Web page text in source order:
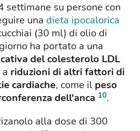
settimane su persone con
una dieta ipocalorica
(30 ml) di olio di
ha portato a una
del colesterolo LDL
riduzioni di altri fattori di
cardiache, come il peso
dell'anca 10.
alla dose di 300